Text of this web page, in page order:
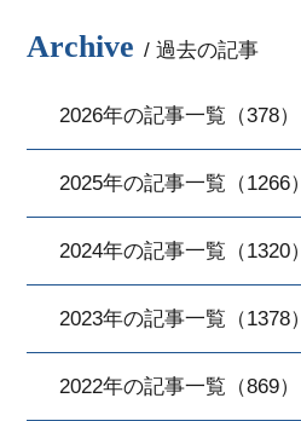
Archive / 過去の記事
2026年の記事一覧（378）
2025年の記事一覧（1266）
2024年の記事一覧（1320）
2023年の記事一覧（1378）
2022年の記事一覧（869）